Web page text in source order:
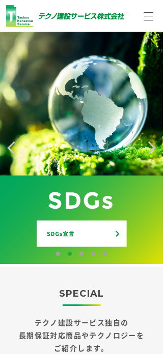
HOME
NEWS アクセス
長期保証システム
長期保証対応商材 長期保証シーリング
長期保証ウレタンウレア
複合防水
長期保証内外装塗料
長期保証内外壁塗装改修
システム
長期保証防食システム
ICT技術
調査・診断 新システム BIMモデルの活用
大規模修繕工事の3D工
事シミュレーション
大規模修繕工事
大規模修繕工事とは ビフォアアフター
実施時期の目安 工事に入るまで
工事内容一覧 長期修繕計画
工事施工実績
工事施工実績一覧 超高層事例
外断熱事例 耐震工事事例
長期保証商材施工事例
会社情報
代表挨拶 会社概要
沿革 企業理念
採用情報
採用メッセージ 募集要項
TKSの人 社内風景
協力会社様専用サイト 従業員専用サイト
SPECIAL
テクノ建設サービス独自の
長期保証対応商品やテクノロジーを
ご紹介します。